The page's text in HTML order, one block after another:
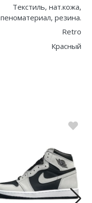
Текстиль, нат.кожа,
пеноматериал, резина.
Retro
Красный